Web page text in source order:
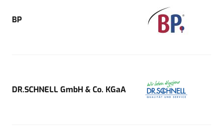
BP
DR.SCHNELL GmbH & Co. KGaA